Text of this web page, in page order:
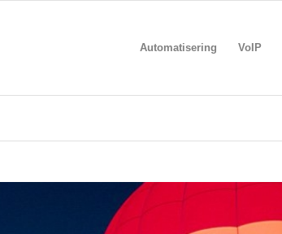
Automatisering VoIP